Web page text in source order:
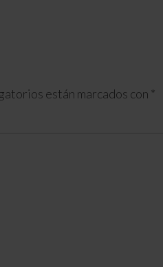
están marcados con *